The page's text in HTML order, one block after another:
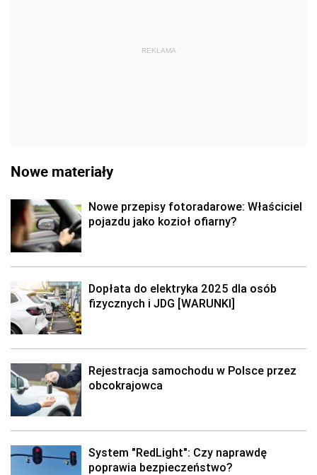
REKLAMA
Nowe materiały
Nowe przepisy fotoradarowe: Właściciel
pojazdu jako kozioł ofiarny?
Dopłata do elektryka 2025 dla osób
fizycznych i JDG [WARUNKI]
Rejestracja samochodu w Polsce przez
obcokrajowca
System "RedLight": Czy naprawdę
poprawia bezpieczeństwo?